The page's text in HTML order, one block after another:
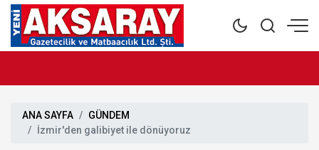
ANA SAYFA
GÜNDEM
İzmir'den galibiyet ile dönüyoruz